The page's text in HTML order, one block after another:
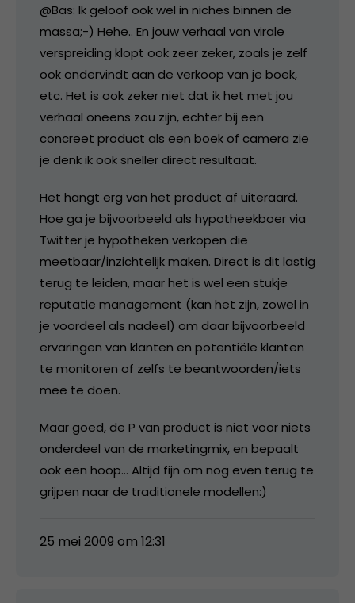
@Bas: Ik geloof ook wel in niches binnen de
massa;-) Hehe.. En jouw verhaal van virale
verspreiding klopt ook zeer zeker, zoals je zelf
ook ondervindt aan de verkoop van je boek,
etc. Het is ook zeker niet dat ik het met jou
verhaal oneens zou zijn, echter bij een
concreet product als een boek of camera zie
je denk ik ook sneller direct resultaat.
Het hangt erg van het product af uiteraard.
Hoe ga je bijvoorbeeld als hypotheekboer via
Twitter je hypotheken verkopen die
meetbaar/inzichtelijk maken. Direct is dit lastig
terug te leiden, maar het is wel een stukje
reputatie management (kan het zijn, zowel in
je voordeel als nadeel) om daar bijvoorbeeld
ervaringen van klanten en potentiële klanten
te monitoren of zelfs te beantwoorden/iets
mee te doen.
Maar goed, de P van product is niet voor niets
onderdeel van de marketingmix, en bepaalt
ook een hoop… Altijd fijn om nog even terug te
grijpen naar de traditionele modellen:)
25 mei 2009 om 12:31